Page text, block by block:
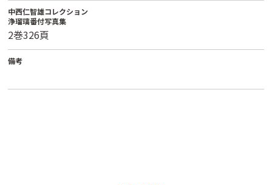
中西仁智雄コレクション
浄瑠璃番付写真集
2巻326頁
備考